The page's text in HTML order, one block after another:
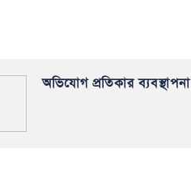
অভিযোগ প্রতিকার ব্যবস্থাপনা